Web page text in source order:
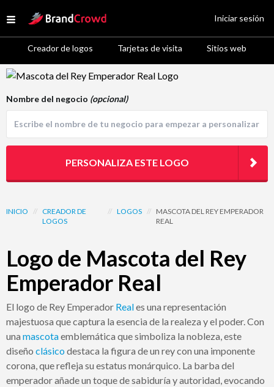
Open menu
Site Logo
Creador de logos Tarjetas de visita Sitios web
Iniciar sesión
Logo Template Preview
INICIO // CREADOR DE
LOGOS
// LOGOS // MASCOTA DEL REY EMPERADOR
REAL
Logo de Mascota del Rey
Emperador Real
El logo de Rey Emperador Reales una representación
majestuosa que captura la esencia de la realeza y el poder. Con
una mascotaemblemática que simboliza la nobleza, este
diseño clásicodestaca la figura de un rey con una imponente
corona, que refleja su estatus monárquico. La barba del
emperador añade un toque de sabiduría y autoridad, evocando
Nombre del negocio (opcional)
PERSONALIZA ESTE LOGO